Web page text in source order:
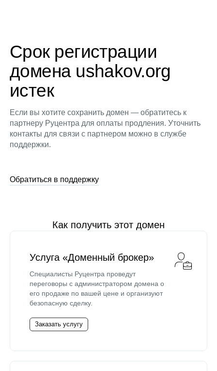
Срок регистрации
домена ushakov.org
истек
Если вы хотите сохранить домен — обратитесь к
партнеру Руцентра для оплаты продления. Уточнить
контакты для связи с партнером можно в службе
поддержки.
Обратиться в поддержку
Как получить этот домен
Услуга «Доменный брокер»
Специалисты Руцентра проведут
переговоры с администратором домена о
его продаже по вашей цене и организуют
безопасную сделку.
Заказать услугу